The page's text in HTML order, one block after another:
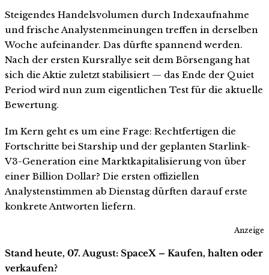
Steigendes Handelsvolumen durch Indexaufnahme
und frische Analystenmeinungen treffen in derselben
Woche aufeinander. Das dürfte spannend werden.
Nach der ersten Kursrallye seit dem Börsengang hat
sich die Aktie zuletzt stabilisiert — das Ende der Quiet
Period wird nun zum eigentlichen Test für die aktuelle
Bewertung.
Im Kern geht es um eine Frage: Rechtfertigen die
Fortschritte bei Starship und der geplanten Starlink-
V3-Generation eine Marktkapitalisierung von über
einer Billion Dollar? Die ersten offiziellen
Analystenstimmen ab Dienstag dürften darauf erste
konkrete Antworten liefern.
Anzeige
Stand heute, 07. August: SpaceX – Kaufen, halten oder
verkaufen?